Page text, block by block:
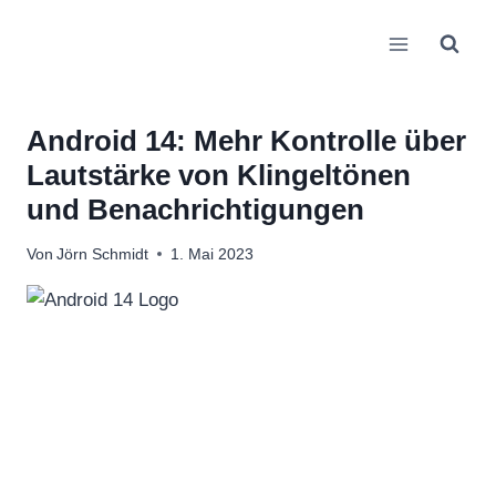
Android 14: Mehr Kontrolle über
Lautstärke von Klingeltönen
und Benachrichtigungen
Von Jörn Schmidt 1. Mai 2023